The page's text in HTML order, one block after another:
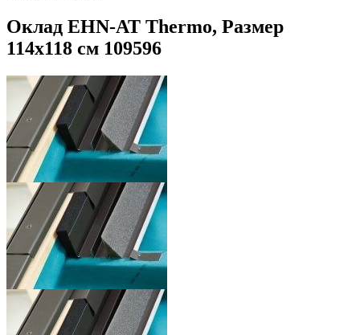
Оклад EHN-AT Thermo, Размер
114х118 см 109596